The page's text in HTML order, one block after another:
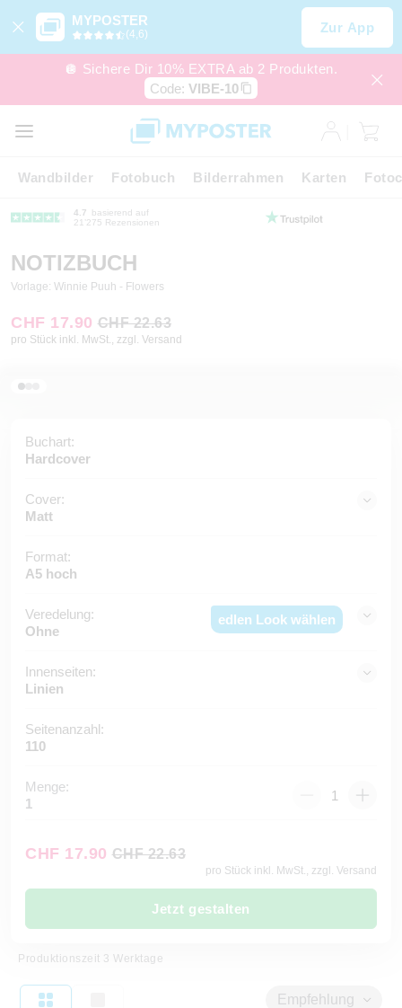
MYPOSTER
(4,6) Zur App
🪩 Sichere Dir 10% EXTRA ab 2 Produkten.
Code: VIBE-10
Wandbilder Fotobuch Bilderrahmen Karten
4.7
basierend auf
21’275 Rezensionen
NOTIZBUCH
Vorlage: Winnie Puuh - Flowers
CHF 17.90 CHF 22.63
pro Stück inkl. MwSt., zzgl. Versand
Buchart:
Hardcover
Cover:
Matt
Format:
A5 hoch
Veredelung:
Ohne
edlen Look wählen
Innenseiten:
Linien
Seitenanzahl:
110
Menge:
1
CHF 17.90 CHF 22.63
pro Stück inkl. MwSt., zzgl. Versand
Jetzt gestalten
Produktionszeit 3 Werktage
Empfehlung